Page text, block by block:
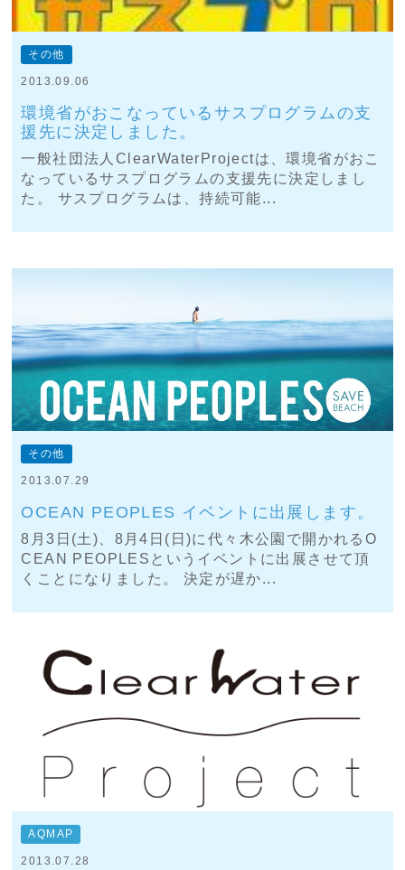
その他
2013.09.06
環境省がおこなっているサスプログラムの支
援先に決定しました。
一般社団法人ClearWaterProjectは、環境省がおこ
なっているサスプログラムの支援先に決定しまし
た。 サスプログラムは、持続可能...
その他
2013.07.29
OCEAN PEOPLES イベントに出展します。
8月3日(土)、8月4日(日)に代々木公園で開かれるO
CEAN PEOPLESというイベントに出展させて頂
くことになりました。 決定が遅か...
AQMAP
2013.07.28